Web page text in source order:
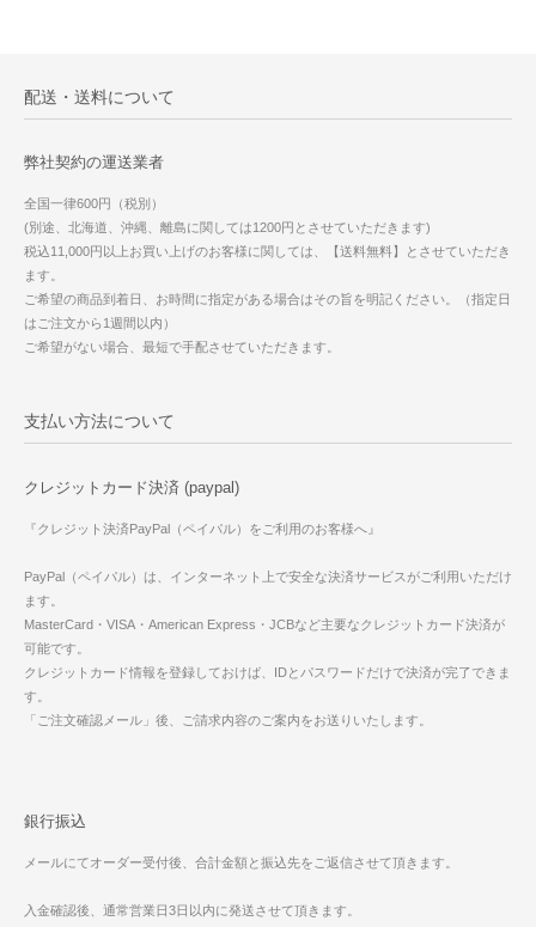
配送・送料について
弊社契約の運送業者
全国一律600円（税別）
(別途、北海道、沖縄、離島に関しては1200円とさせていただきます)
税込11,000円以上お買い上げのお客様に関しては、【送料無料】とさせていただき
ます。
ご希望の商品到着日、お時間に指定がある場合はその旨を明記ください。（指定日
はご注文から1週間以内）
ご希望がない場合、最短で手配させていただきます。
支払い方法について
クレジットカード決済 (paypal)
『クレジット決済PayPal（ペイパル）をご利用のお客様へ』
PayPal（ペイパル）は、インターネット上で安全な決済サービスがご利用いただけ
ます。
MasterCard・VISA・American Express・JCBなど主要なクレジットカード決済が
可能です。
クレジットカード情報を登録しておけば、IDとパスワードだけで決済が完了できま
す。
「ご注文確認メール」後、ご請求内容のご案内をお送りいたします。
銀行振込
メールにてオーダー受付後、合計金額と振込先をご返信させて頂きます。
入金確認後、通常営業日3日以内に発送させて頂きます。